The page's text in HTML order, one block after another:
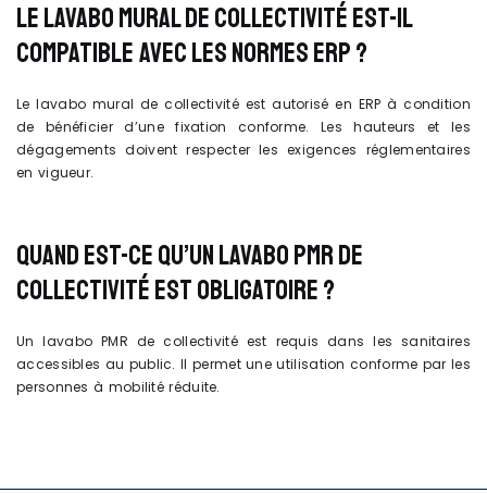
LE LAVABO MURAL DE COLLECTIVITÉ EST-IL
COMPATIBLE AVEC LES NORMES ERP ?
Le lavabo mural de collectivité est autorisé en ERP à condition
de bénéficier d’une fixation conforme. Les hauteurs et les
dégagements doivent respecter les exigences réglementaires
en vigueur.
QUAND EST-CE QU’UN LAVABO PMR DE
COLLECTIVITÉ EST OBLIGATOIRE ?
Un lavabo PMR de collectivité est requis dans les sanitaires
accessibles au public. Il permet une utilisation conforme par les
personnes à mobilité réduite.